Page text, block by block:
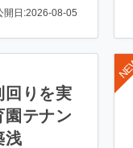
開日:2026-08-05
回りを実
テナン
浅